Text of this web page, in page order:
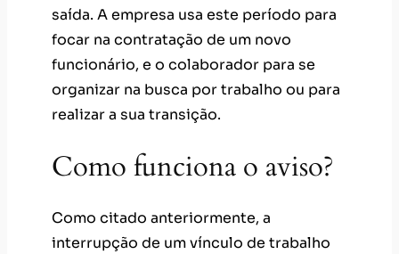
saída. A empresa usa este período para
focar na contratação de um novo
funcionário, e o colaborador para se
organizar na busca por trabalho ou para
realizar a sua transição.
Como funciona o aviso?
Como citado anteriormente, a
interrupção de um vínculo de trabalho